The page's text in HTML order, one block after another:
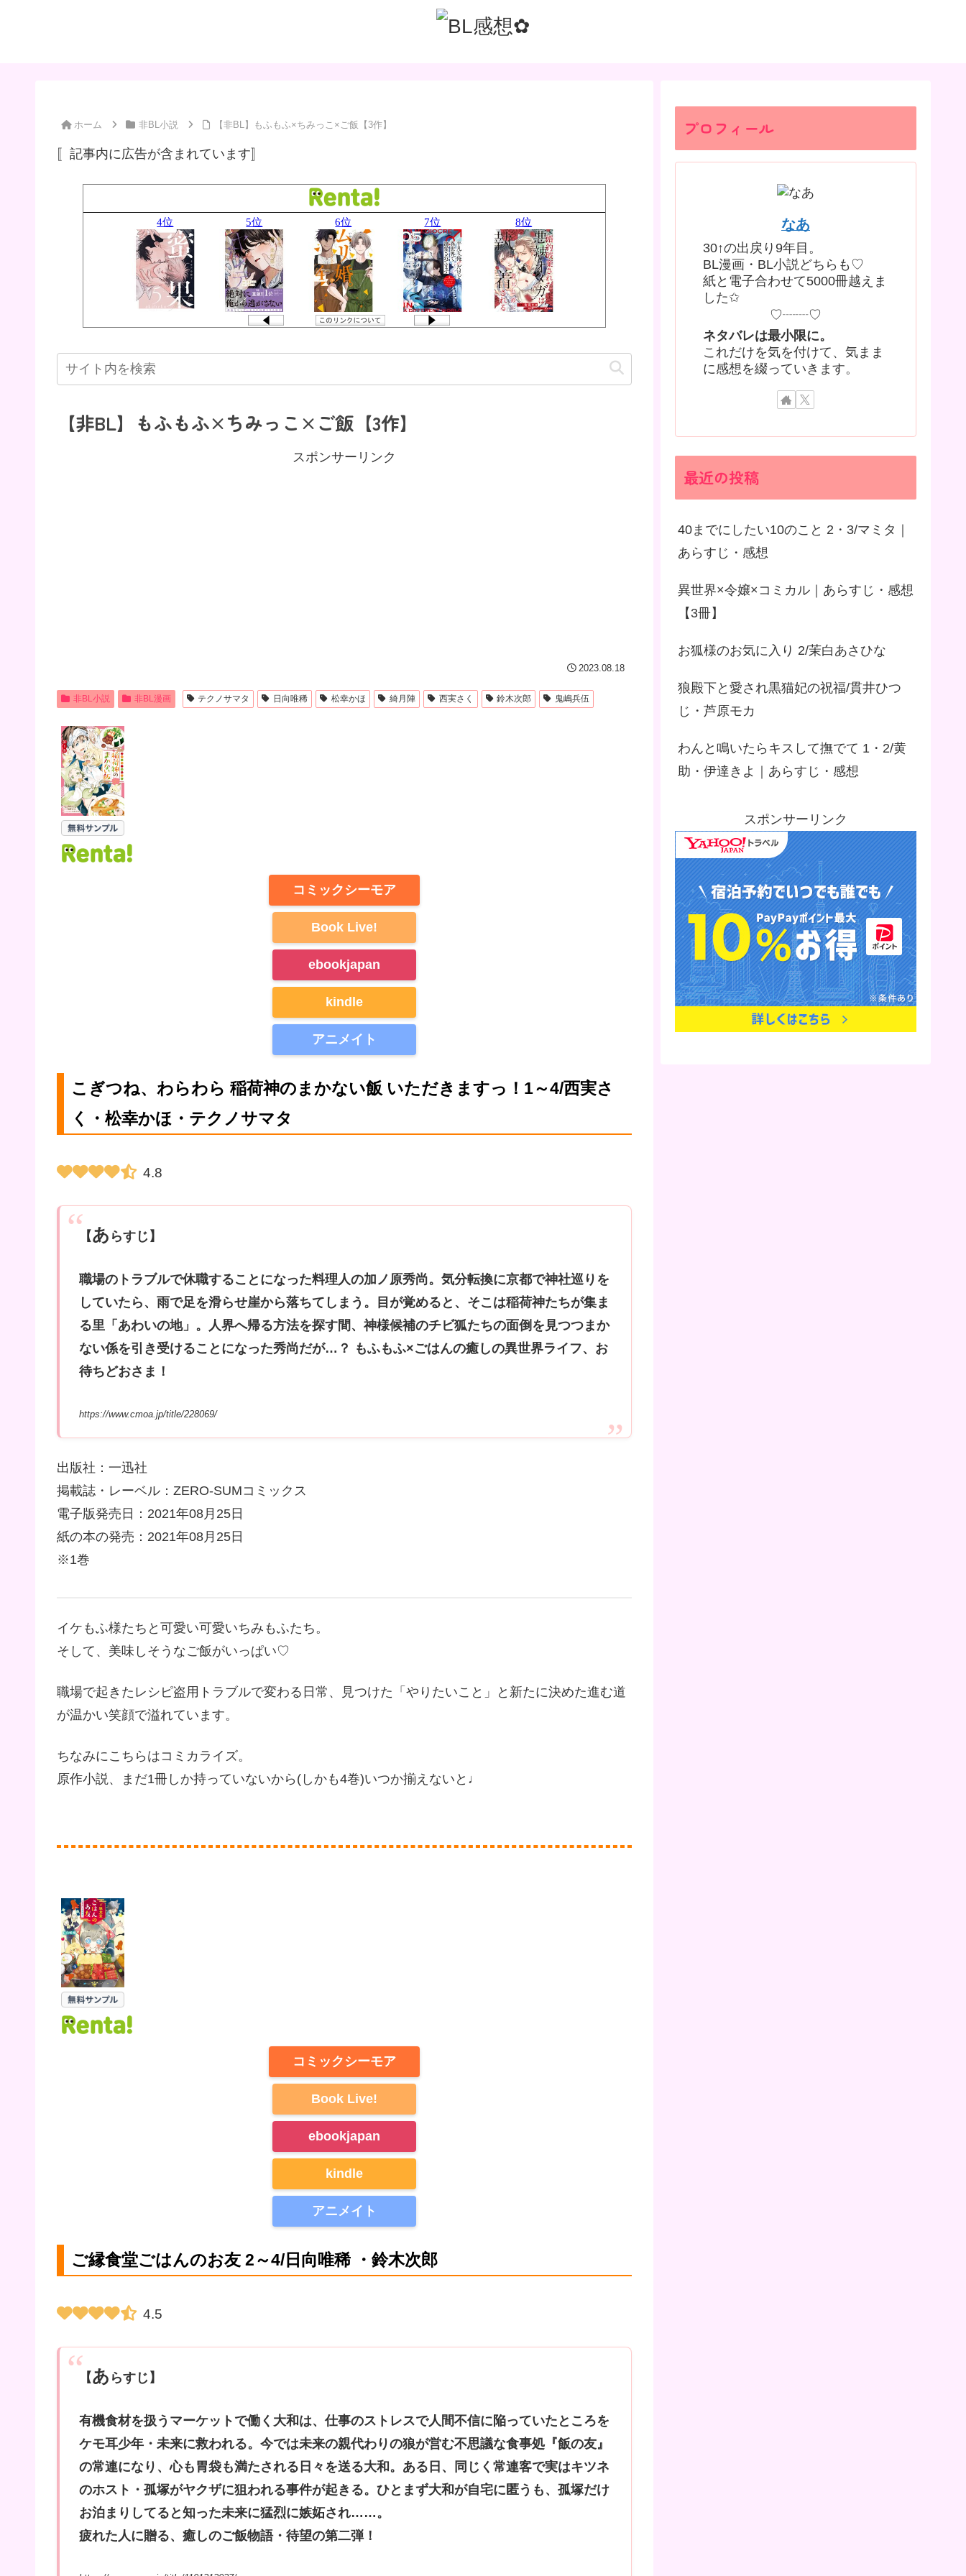
ホーム 非BL小説 【非BL】もふもふ×ちみっこ×ご飯【3作】
〚記事内に広告が含まれています〛
【非BL】もふもふ×ちみっこ×ご飯【3作】
スポンサーリンク
2023.08.18
非BL小説 非BL漫画 テクノサマタ 日向唯稀 松幸かほ 綺月陣 西実さく 鈴木次郎 鬼嶋兵伍
コミックシーモア
Book Live!
ebookjapan
kindle
アニメイト
こぎつね、わらわら 稲荷神のまかない飯 いただきますっ！1～4/西実さ
く・松幸かほ・テクノサマタ
4.8
【あ らすじ】
職場のトラブルで休職することになった料理人の加ノ原秀尚。気分転換に京都で神社巡りを
していたら、雨で足を滑らせ崖から落ちてしまう。目が覚めると、そこは稲荷神たちが集ま
る里「あわいの地」。人界へ帰る方法を探す間、神様候補のチビ狐たちの面倒を見つつまか
ない係を引き受けることになった秀尚だが…？ もふもふ×ごはんの癒しの異世界ライフ、お
待ちどおさま！
https://www.cmoa.jp/title/228069/
出版社：一迅社
掲載誌・レーベル：ZERO-SUMコミックス
電子版発売日：2021年08月25日
紙の本の発売：2021年08月25日
※1巻
イケもふ様たちと可愛い可愛いちみもふたち。
そして、美味しそうなご飯がいっぱい♡
職場で起きたレシピ盗用トラブルで変わる日常、見つけた「やりたいこと」と新たに決めた進む道
が温かい笑顔で溢れています。
ちなみにこちらはコミカライズ。
原作小説、まだ1冊しか持っていないから(しかも4巻)いつか揃えないと♩
コミックシーモア
Book Live!
ebookjapan
kindle
アニメイト
ご縁食堂ごはんのお友 2～4/日向唯稀 ・鈴木次郎
4.5
【あ らすじ】
有機食材を扱うマーケットで働く大和は、仕事のストレスで人間不信に陥っていたところを
ケモ耳少年・未来に救われる。今では未来の親代わりの狼が営む不思議な食事処『飯の友』
の常連になり、心も胃袋も満たされる日々を送る大和。ある日、同じく常連客で実はキツネ
のホスト・孤塚がヤクザに狙われる事件が起きる。ひとまず大和が自宅に匿うも、孤塚だけ
お泊まりしてると知った未来に猛烈に嫉妬され……。
疲れた人に贈る、癒しのご飯物語・待望の第二弾！
プロフィール
なあ
30↑の出戻り9年目。
BL漫画・BL小説どちらも♡
紙と電子合わせて5000冊越えま
した✩
♡┈┈♡
ネタバレは最小限に。
これだけを気を付けて、気まま
に感想を綴っていきます。
最近の投稿
40までにしたい10のこと 2・3/マミタ｜
あらすじ・感想
異世界×令嬢×コミカル｜あらすじ・感想
【3冊】
お狐様のお気に入り 2/茉白あさひな
狼殿下と愛され黒猫妃の祝福/貫井ひつ
じ・芦原モカ
わんと鳴いたらキスして撫でて 1・2/黄
助・伊達きよ｜あらすじ・感想
スポンサーリンク